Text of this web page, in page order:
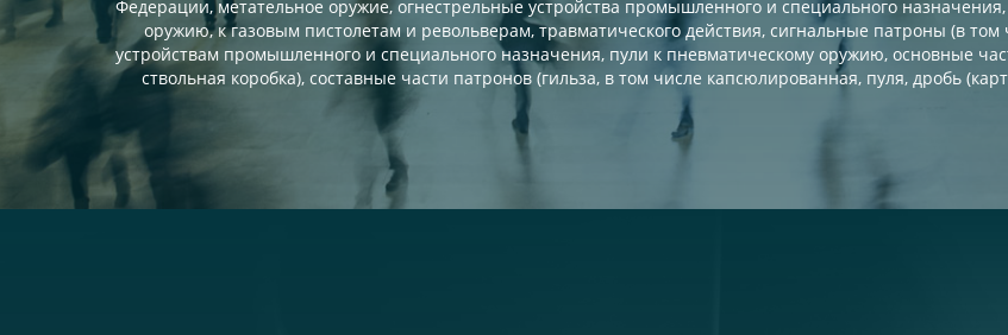
Федерации, метательное оружие, огнестрельные устройства промышленного и специального
оружию, к газовым пистолетам и револьверам, травматического действия, сигнальные патроны (в
устройствам промышленного и специального назначения, пули к пневматическому оружию, основные
ствольная коробка), составные части патронов (гильза, в том числе капсюлированная, пуля, дробь